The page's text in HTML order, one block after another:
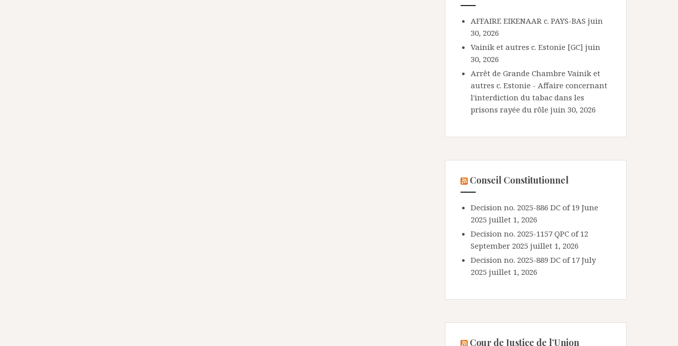
AFFAIRE EIKENAAR c. PAYS-BAS juin
30, 2026
Vainik et autres c. Estonie [GC] juin
30, 2026
Arrêt de Grande Chambre Vainik et
autres c. Estonie - Affaire concernant
l'interdiction du tabac dans les
prisons rayée du rôle juin 30, 2026
Conseil Constitutionnel
Decision no. 2025-886 DC of 19 June
2025 juillet 1, 2026
Decision no. 2025-1157 QPC of 12
September 2025 juillet 1, 2026
Decision no. 2025-889 DC of 17 July
2025 juillet 1, 2026
Cour de Justice de l’Union